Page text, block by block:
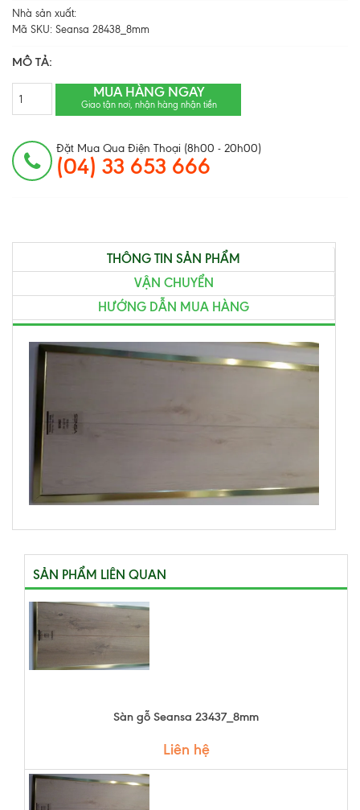
Nhà sản xuất:
Mã SKU: Seansa 28438_8mm
MÔ TẢ:
MUA HÀNG NGAY
Giao tận nơi, nhận hàng nhận tiền
Đặt Mua Qua Điện Thoại (8h00 - 20h00)
(04) 33 653 666
THÔNG TIN SẢN PHẨM
VẬN CHUYỂN
HƯỚNG DẪN MUA HÀNG
SẢN PHẨM LIÊN QUAN
Sàn gỗ Seansa 23437_8mm
Liên hệ